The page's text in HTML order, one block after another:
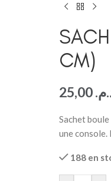
CM)
25,00
Sachet
une
188 en